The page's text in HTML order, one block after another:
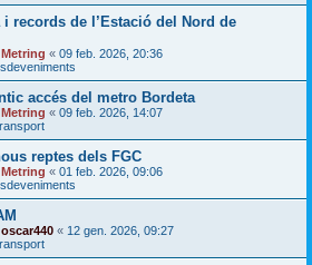
records de l’Estació del Nord de
Metring « 09 feb. 2026, 20:36
accés del metro Bordeta
Metring « 09 feb. 2026, 14:07
reptes dels FGC
Metring « 01 feb. 2026, 09:06
oscar440 « 12 gen. 2026, 09:27